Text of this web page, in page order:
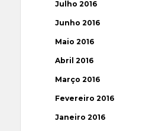
Julho 2016
Junho 2016
Maio 2016
Abril 2016
Março 2016
Fevereiro 2016
Janeiro 2016